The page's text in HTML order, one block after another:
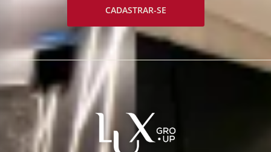
CADASTRAR-SE